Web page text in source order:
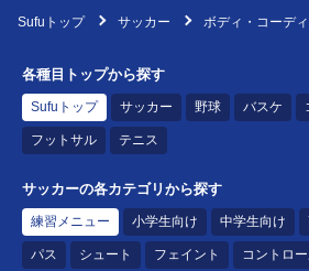
Sufuトップ サッカー ボディ・コーデ
各種目トップから探す
Sufuトップ サッカー 野球 バスケ
フットサル テニス
サッカーの各カテゴリから探す
練習メニュー 小学生向け 中学生向け
パス シュート フェイント コントロ